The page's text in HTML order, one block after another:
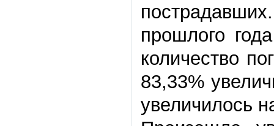
прошлого
количество
83,33%
увеличилось